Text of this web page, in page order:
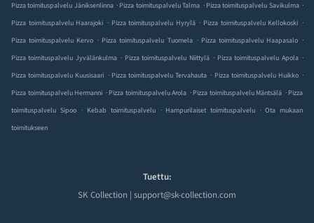
Pizza toimituspalvelu Jäniksenlinna . Pizza toimituspalvelu Talma . Pizza toimituspalvelu Savikulma .
Pizza toimituspalvelu Haarajoki . Pizza toimituspalvelu Hyrylä . Pizza toimituspalvelu Kellokoski .
Pizza toimituspalvelu Kervo . Pizza toimituspalvelu Tuomela . Pizza toimituspalvelu Haapasalo .
Pizza toimituspalvelu Jyvälänkulma . Pizza toimituspalvelu Niittylä . Pizza toimituspalvelu Apola .
Pizza toimituspalvelu Kuusisaari . Pizza toimituspalvelu Tervahauta . Pizza toimituspalvelu Huikko .
Pizza toimituspalvelu Hermanni . Pizza toimituspalvelu Arola . Pizza toimituspalvelu Mäntsälä . Pizza
toimituspalvelu Sipoo . Kebab toimituspalvelu . Hampurilaiset toimituspalvelu . Ota mukaan
toimitukseen
Tuettu:
SK Collection | support@sk-collection.com